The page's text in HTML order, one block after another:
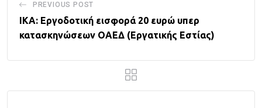
PREVIOUS POST
ΙΚΑ: Εργοδοτική εισφορά 20 ευρώ υπερ
κατασκηνώσεων ΟΑΕΔ (Εργατικής Εστίας)